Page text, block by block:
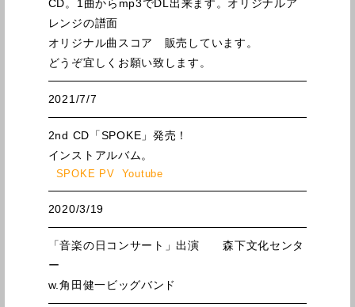
CD。1曲からmp3でDL出来ます。オリジナルア
レンジの譜面
オリジナル曲スコア 販売しています。
どうぞ宜しくお願い致します。
2021/7/7
2nd CD 「SPOKE 」発売！
インストアルバム。
SPOKE PV Youtube
2020/3/19
「音楽の日コンサート」出演 森下文化センタ
ー
w.角田健一ビッグバンド